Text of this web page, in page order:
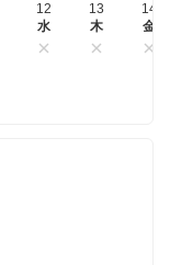
12
水
13
木
14
金